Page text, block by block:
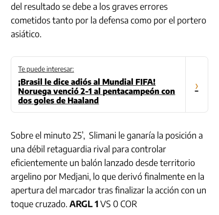
del resultado se debe a los graves errores
cometidos tanto por la defensa como por el portero
asiático.
Te puede interesar:
¡Brasil le dice adiós al Mundial FIFA!
Noruega venció 2-1 al pentacampeón con
dos goles de Haaland
›
Sobre el minuto 25’, Slimani le ganaría la posición a
una débil retaguardia rival para controlar
eficientemente un balón lanzado desde territorio
argelino por Medjani, lo que derivó finalmente en la
apertura del marcador tras finalizar la acción con un
toque cruzado.ARGL 1VS 0 COR